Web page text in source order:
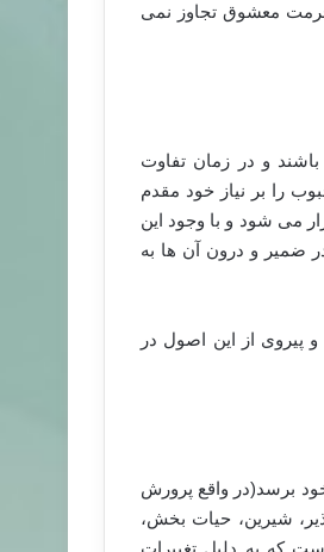
معشوق تجاوز نمی
و در زمان تفاوت
را بر نیاز خود مقدم
می شود و با وجود این
ضمیر و درون آن ها به
پیروی از این اصول در
برسد(در واقع پرورش
شیرین، حیات بخش،
که به دلیل تغییرات